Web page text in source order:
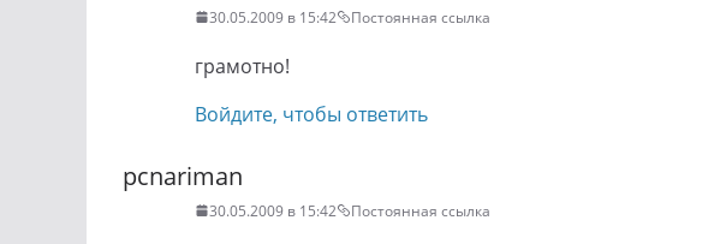
30.05.2009 в 15:42 Постоянная ссылка
грамотно!
Войдите, чтобы ответить
pcnariman
30.05.2009 в 15:42 Постоянная ссылка